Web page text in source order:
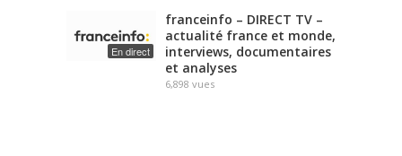
En direct
franceinfo – DIRECT TV –
actualité france et monde,
interviews, documentaires
et analyses
6,898 vues